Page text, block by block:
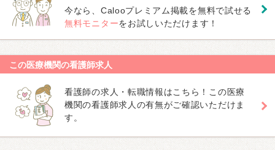
今なら、Calooプレミアム掲載を無料で試せる
無料モニターをお試しいただけます！
この医療機関の看護師求人
看護師の求人・転職情報はこちら！この医療
機関の看護師求人の有無がご確認いただけま
す。